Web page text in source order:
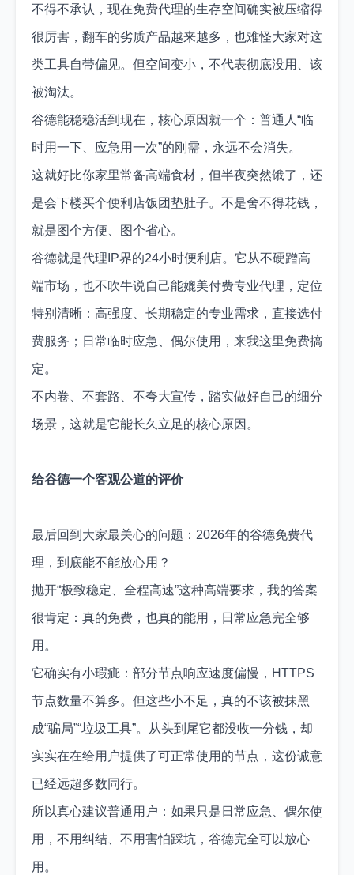
不得不承认，现在免费代理的生存空间确实被压缩得
很厉害，翻车的劣质产品越来越多，也难怪大家对这
类工具自带偏见。但空间变小，不代表彻底没用、该
被淘汰。
谷德能稳稳活到现在，核心原因就一个：普通人“临
时用一下、应急用一次”的刚需，永远不会消失。
这就好比你家里常备高端食材，但半夜突然饿了，还
是会下楼买个便利店饭团垫肚子。不是舍不得花钱，
就是图个方便、图个省心。
谷德就是代理IP界的24小时便利店。它从不硬蹭高
端市场，也不吹牛说自己能媲美付费专业代理，定位
特别清晰：高强度、长期稳定的专业需求，直接选付
费服务；日常临时应急、偶尔使用，来我这里免费搞
定。
不内卷、不套路、不夸大宣传，踏实做好自己的细分
场景，这就是它能长久立足的核心原因。
给谷德一个客观公道的评价
最后回到大家最关心的问题：2026年的谷德免费代
理，到底能不能放心用？
抛开“极致稳定、全程高速”这种高端要求，我的答案
很肯定：真的免费，也真的能用，日常应急完全够
用。
它确实有小瑕疵：部分节点响应速度偏慢，HTTPS
节点数量不算多。但这些小不足，真的不该被抹黑
成“骗局”“垃圾工具”。从头到尾它都没收一分钱，却
实实在在给用户提供了可正常使用的节点，这份诚意
已经远超多数同行。
所以真心建议普通用户：如果只是日常应急、偶尔使
用，不用纠结、不用害怕踩坑，谷德完全可以放心
用。